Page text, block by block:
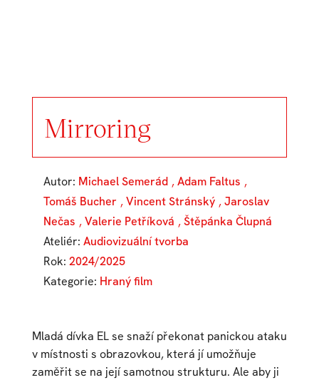
Mirroring
Autor: Michael Semerád ,Adam Faltus ,
Tomáš Bucher ,Vincent Stránský ,Jaroslav
Nečas ,Valerie Petříková ,Štěpánka Člupná
Ateliér: Audiovizuální tvorba
Rok: 2024/2025
Kategorie: Hraný film
Mladá dívka EL se snaží překonat panickou ataku
v místnosti s obrazovkou, která jí umožňuje
zaměřit se na její samotnou strukturu. Ale aby ji